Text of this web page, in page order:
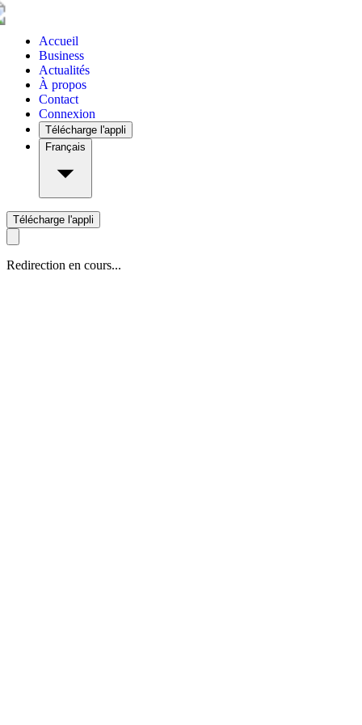
Accueil
Business
Actualités
À propos
Contact
Connexion
Télécharge l'appli
Français
Télécharge l'appli
Redirection en cours...